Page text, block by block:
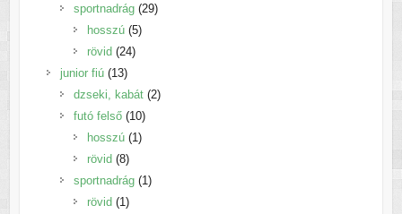
termék
sportnadrág 2929
hosszú 55
rövid 2424
junior fiú 1313
termék
dzseki, kabát 22
futó felső 1010
termék
hosszú 11
rövid 88
termék
sportnadrág 11
rövid 11